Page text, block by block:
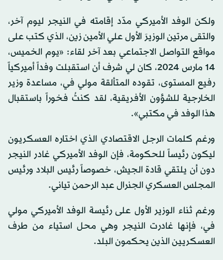
ولكن الوفد الأميركي مدّد إقامته في النيجر ليوم آخر،
والتقى مرتين الوزيرَ الأول علي الأمين زين، الذي كتب على
مواقع التواصل الاجتماعي بعد آخر لقاء: «يوم الخميس،
14 مارس 2024، كان لي شرف أن استقبلت وفداً أميركياً
رفيع المستوى، تقوده المتألقة مولي في، مساعدة وزير
الخارجية للشؤون الأفريقية، لقد كنتُ فخوراً باستقبال
هذا الوفد في مكتبي».
ورغم كلمات الرجل الاقتصادي الذي اختاره العسكريون
ليكون رئيساً للحكومة، فإن الوفد الأميركي غادر النيجر
دون أن يلتقي قادة الجيش، خصوصاً رئيس البلاد ورئيس
المجلس العسكري الجنرال عبد الرحمن تياني.
ورغم ثناء الوزير الأول على رئيسة الوفد الأميركي مولي
في، فإنها غادرت النيجر وهي محل استياء من طرف
العسكريين الذين يحكمون البلد.